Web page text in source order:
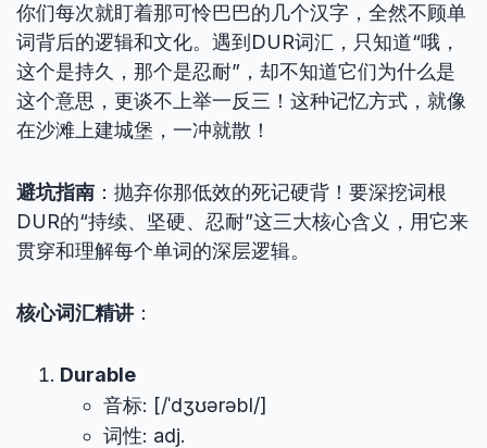
你们每次就盯着那可怜巴巴的几个汉字，全然不顾单
词背后的逻辑和文化。遇到DUR词汇，只知道“哦，
这个是持久，那个是忍耐”，却不知道它们为什么是
这个意思，更谈不上举一反三！这种记忆方式，就像
在沙滩上建城堡，一冲就散！
避坑指南 ：抛弃你那低效的死记硬背！要深挖词根
DUR的“持续、坚硬、忍耐”这三大核心含义，用它来
贯穿和理解每个单词的深层逻辑。
核心词汇精讲：
Durable
音标: [/ˈdʒʊərəbl/]
词性: adj.